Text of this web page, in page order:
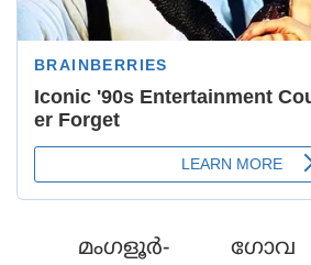
മംഗളൂര്‍- ഗോവ